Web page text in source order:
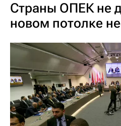
Страны ОПЕК не
новом потолке